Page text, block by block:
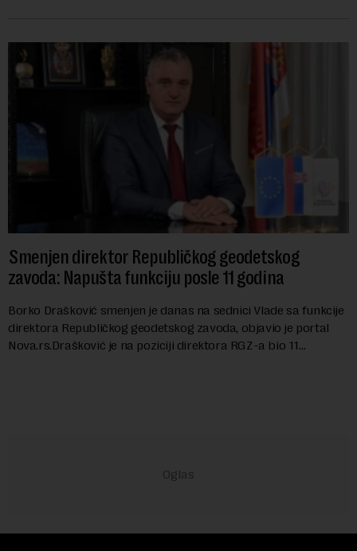
Smenjen direktor Republičkog geodetskog
zavoda: Napušta funkciju posle 11 godina
Borko Drašković smenjen je danas na sednici Vlade sa funkcije
direktora Republičkog geodetskog zavoda, objavio je portal
Nova.rs.Drašković je na poziciji direktora RGZ-a bio 11